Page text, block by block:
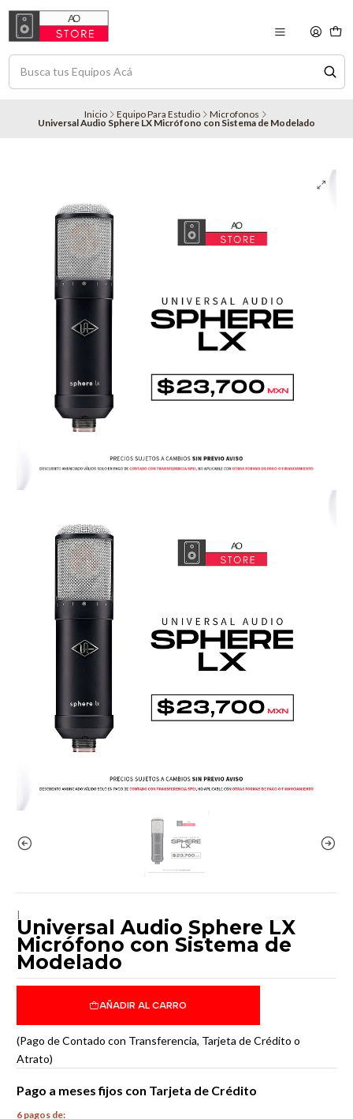
Inicio Equipo Para Estudio Microfonos
Universal Audio Sphere LX Micrófono con Sistema de Modelado
|
Universal Audio Sphere LX
Micrófono con Sistema de
Modelado
AÑADIR AL CARRO
(Pago de Contado con Transferencia, Tarjeta de Crédito o
Atrato)
Pago a meses fijos con Tarjeta de Crédito
6 pagos de: